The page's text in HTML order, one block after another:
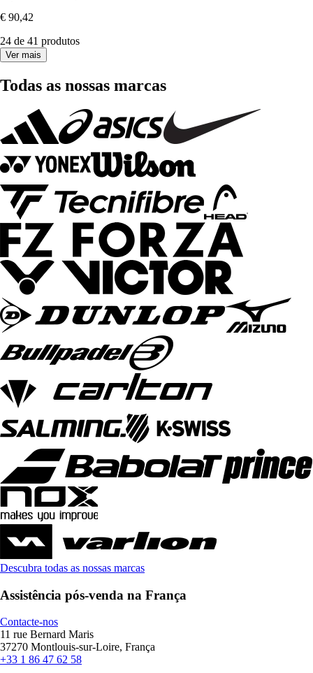
€ 90,42
24 de 41 produtos
Ver mais
Todas as nossas marcas
Descubra todas as nossas marcas
Assistência pós-venda na França
Contacte-nos
11 rue Bernard Maris
37270 Montlouis-sur-Loire, França
+33 1 86 47 62 58